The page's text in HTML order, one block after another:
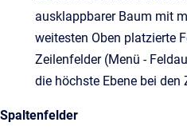
ausklappbarer Baum mit
weitesten Oben platzierte
Zeilenfelder (Menü -
die höchste Ebene bei den
Spaltenfelder